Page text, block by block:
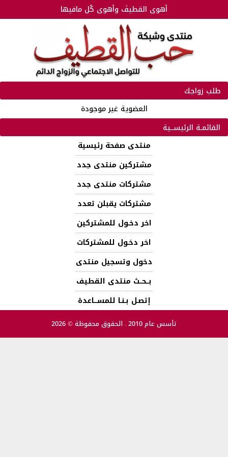
أهوى القطيفَ وأهوى كُل مافيها
طلب زواجك
العضوية غير موجودة
القائمـة الرئيســية
منتدى صفحة رئيسية
مشتركين منتدى جدد
مشتركات منتدى جدد
مشتركات يقبلن تعدد
اخر دخـول للمشتركين
اخر دخـول للمشتركات
دخول وتسجيل منتدى
بــحــث منتدى القطيف
إتصـل بـنـا للمســـاعدة
تأسس عام 2010 . الحقوق محفوظة © 2026